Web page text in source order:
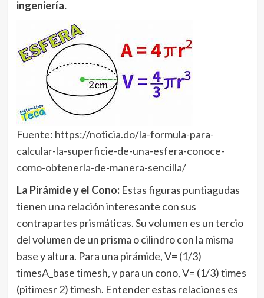
ingeniería.
Fuente: https://noticia.do/la-formula-para-
calcular-la-superficie-de-una-esfera-conoce-
como-obtenerla-de-manera-sencilla/
La Pirámide y el Cono:Estas figuras puntiagudas
tienen una relación interesante con sus
contrapartes prismáticas. Su volumen es un tercio
del volumen de un prisma o cilindro con la misma
base y altura. Para una pirámide, V= (1/3)
timesA_base timesh, y para un cono, V= (1/3) times
(pitimesr 2) timesh. Entender estas relaciones es